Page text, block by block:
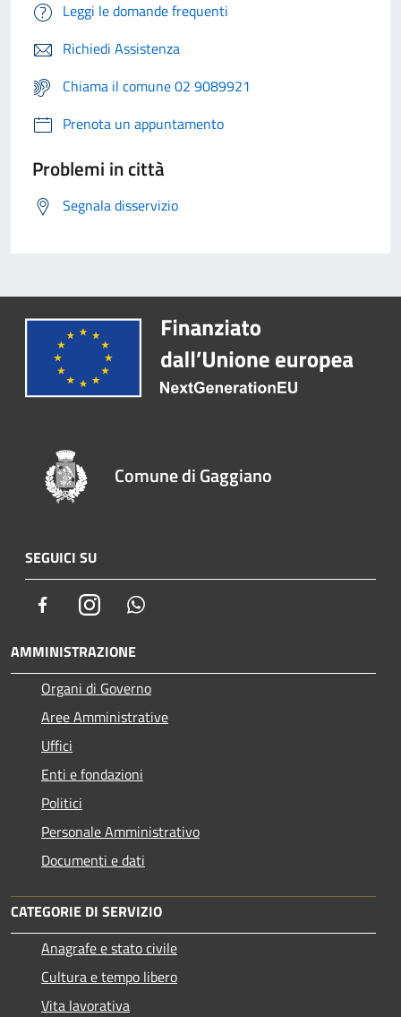
Leggi le domande frequenti
Richiedi Assistenza
Chiama il comune 02 9089921
Prenota un appuntamento
Problemi in città
Segnala disservizio
Comune di Gaggiano
SEGUICI SU
FacebookInstagram
AMMINISTRAZIONE
Organi di Governo
Aree Amministrative
Uffici
Enti e fondazioni
Politici
Personale Amministrativo
Documenti e dati
CATEGORIE DI SERVIZIO
Anagrafe e stato civile
Cultura e tempo libero
Vita lavorativa